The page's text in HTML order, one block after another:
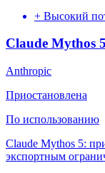
+ Высокий
Claude Mythos 5
Anthropic
Приостановлена
По использованию
Claude Mythos 5:
экспортным